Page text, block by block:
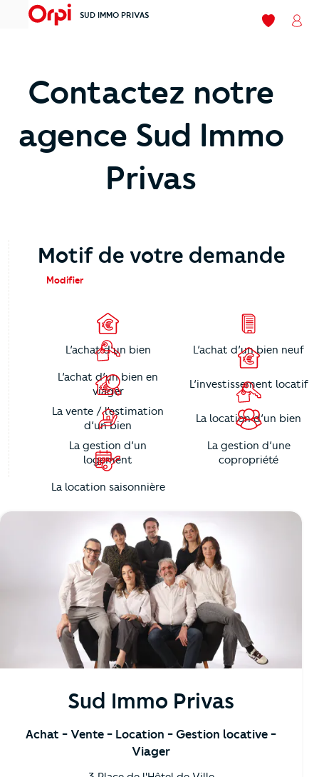
menu SUD IMMO PRIVAS Mes
Contactez notre
agence Sud Immo
Privas
Motif de votre demande
Modifier
L’achat d’un bien L’achat d’un bien neuf
L’achat d’un bien en
viager
L’investissement locatif
La vente / l’estimation
d’un bien
La location d’un bien
La gestion d’un
logement
La gestion d’une
copropriété
La location saisonnière
https://cutjhqvjma.cloudimg.io/_prod_/orpibackend/ORPI-
Sud Immo Privas
Achat - Vente - Location - Gestion locative -
Viager